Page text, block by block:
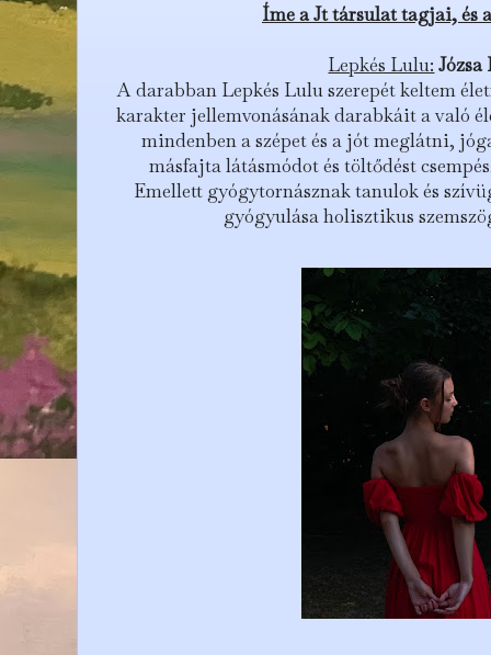
Íme a Jt társulat tagjai, és
Lepkés Lulu:
A darabban Lepkés Lulu szerepét keltem
karakter jellemvonásának darabkáit a való
mindenben a szépet és a jót meglátni,
másfajta látásmódot és töltődést
Emellett gyógytornásznak tanulok és
gyógyulása holisztikus